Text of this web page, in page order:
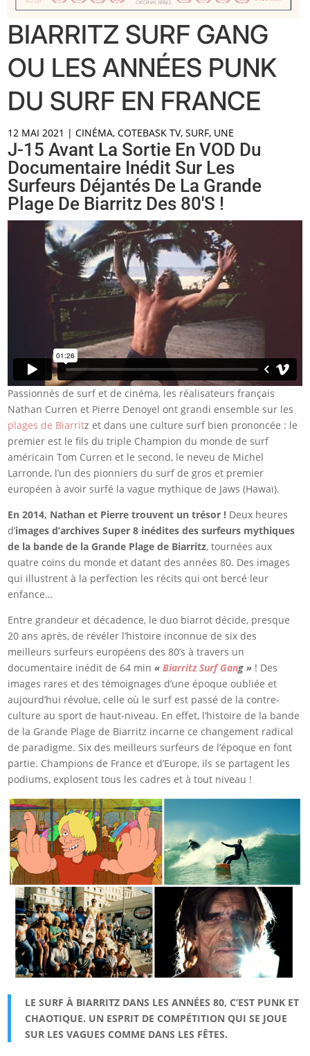
BIARRITZ SURF GANG
OU LES ANNÉES PUNK
DU SURF EN FRANCE
12 MAI 2021 |CINÉMA,COTEBASK TV,SURF, UNE
J-15 Avant La Sortie En VOD Du
Documentaire Inédit Sur Les
Surfeurs Déjantés De La Grande
Plage De Biarritz Des 80's !
Passionnés de surf et de cinéma, les réalisateurs français
Nathan Curren et Pierre Denoyel ont grandi ensemble sur les
plages de Biarritz et dans une culture surf bien prononcée : le
premier est le fils du triple Champion du monde de surf
américain Tom Curren et le second, le neveu de Michel
Larronde, l’un des pionniers du surf de gros et premier
européen à avoir surfé la vague mythique de Jaws (Hawaï).
En 2014, Nathan et Pierre trouvent un trésor ! Deux heures
d’images d’archives Super 8 inédites des surfeurs mythiques
de la bande de la Grande Plage de Biarritz, tournées aux
quatre coins du monde et datant des années 80. Des images
qui illustrent à la perfection les récits qui ont bercé leur
enfance…
Entre grandeur et décadence, le duo biarrot décide, presque
20 ans après, de révéler l’histoire inconnue de six des
meilleurs surfeurs européens des 80’s à travers un
documentaire inédit de 64 min «Biarritz Surf Gang » ! Des
images rares et des témoignages d’une époque oubliée et
aujourd’hui révolue, celle où le surf est passé de la contre-
culture au sport de haut-niveau. En effet, l’histoire de la bande
de la Grande Plage de Biarritz incarne ce changement radical
de paradigme. Six des meilleurs surfeurs de l’époque en font
partie. Champions de France et d’Europe, ils se partagent les
podiums, explosent tous les cadres et à tout niveau !
LE SURF À BIARRITZ DANS LES ANNÉES 80, C’EST PUNK ET
CHAOTIQUE. UN ESPRIT DE COMPÉTITION QUI SE JOUE
SUR LES VAGUES COMME DANS LES FÊTES.